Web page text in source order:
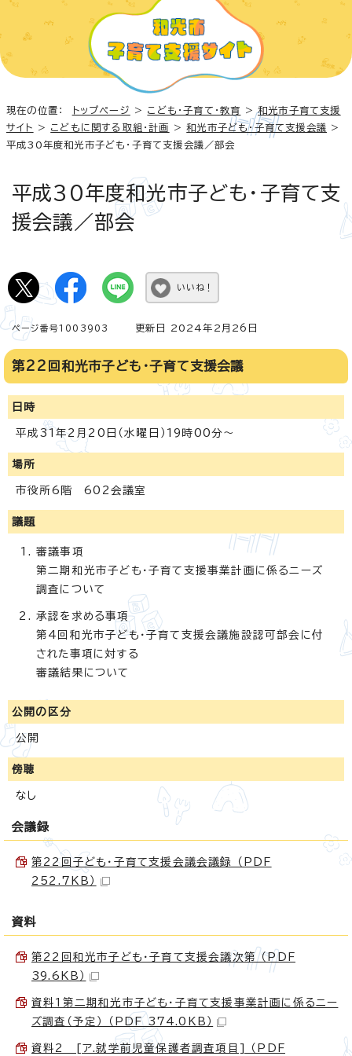
現在の位置： トップページ > こども・子育て・教育 >和光市子育て支援
サイト
> こどもに関する取組・計画 >和光市子ども・子育て支援会議 >
平成30年度和光市子ども・子育て支援会議／部会
平成30年度和光市子ども・子育て支
援会議／部会
いいね！
ページ番号1003903 更新日 2024年2月26日
第22回和光市子ども・子育て支援会議
日時
平成31年2月20日（水曜日）19時00分～
場所
市役所6階 602会議室
議題
審議事項
第二期和光市子ども・子育て支援事業計画に係るニーズ
調査について
承認を求める事項
第4回和光市子ども・子育て支援会議施設認可部会に付
された事項に対する
審議結果について
公開の区分
公開
傍聴
なし
会議録
第22回子ども・子育て支援会議会議録 （PDF
252.7KB）
資料
第22回和光市子ども・子育て支援会議次第 （PDF
39.6KB）
資料1第二期和光市子ども・子育て支援事業計画に係るニー
ズ調査（予定） （PDF 374.0KB）
資料2 [ア.就学前児童保護者調査項目] （PDF